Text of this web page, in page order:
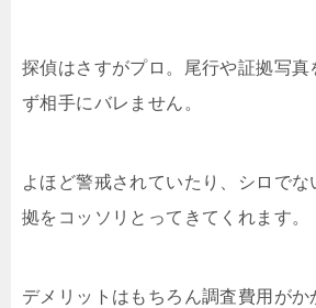
探偵はさすがプロ。尾行や証拠写真
ず相手にバレません。
よほど警戒されていたり、シロでな
拠をコッソリとってきてくれます。
デメリットはもちろん調査費用がか